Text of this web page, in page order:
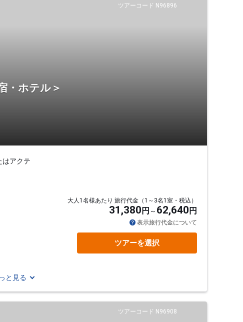
ツアーコード N96896
・ホテル＞
はアクテ
大人1名様あたり 旅行代金（1～3名1室・税込）
31,380 円 62,640 円
表示旅行代金について
ツアーを選択
と見る
ツアーコード N96908